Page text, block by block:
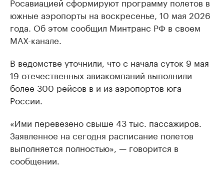
южные аэропорты на воскресенье, 10 мая 2026
года. Об этом сообщил Минтранс РФ в своем
МАХ-канале.
В ведомстве уточнили, что с начала суток 9 мая
19 отечественных авиакомпаний выполнили
более 300 рейсов в и из аэропортов юга
России.
«Ими перевезено свыше 43 тыс. пассажиров.
Заявленное на сегодня расписание полетов
выполняется полностью», — говорится в
сообщении.